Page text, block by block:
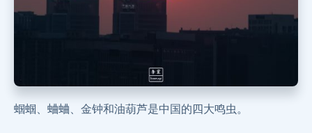
蝈蝈、蛐蛐、金钟和油葫芦是中国的四大鸣虫。